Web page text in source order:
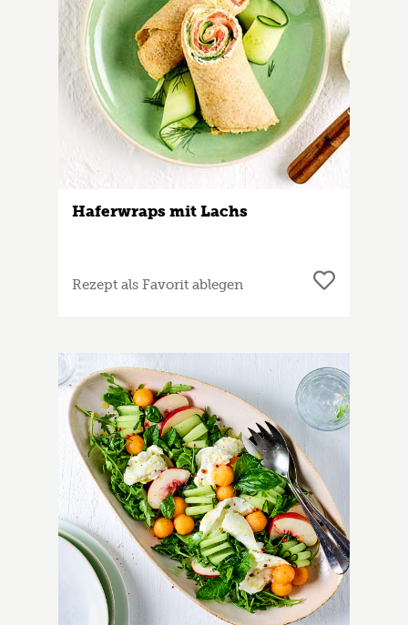
Haferwraps mit Lachs
Rezept als Favorit ablegen